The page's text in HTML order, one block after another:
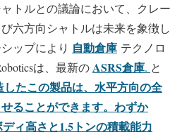
トルとの議論において、クレー
六方向シャトルは未来を象徴し
ップにより 自動倉庫 テクノロ
は、最新のASRS倉庫. と
したこの製品は、水平方向の全
ることができます。わずか
ィ高さと1.5トンの積載能力